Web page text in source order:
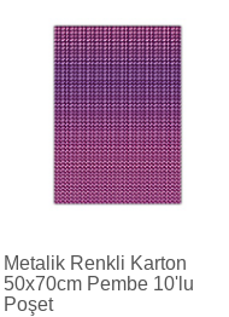
Metalik Renkli Karton
50x70cm Pembe 10'lu
Poşet